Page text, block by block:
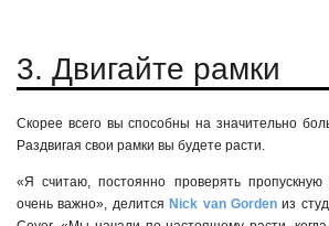
3. Двигайте рамки
Скорее всего вы способны на значительно
Раздвигая свои рамки вы будете расти.
«Я считаю, постоянно проверять пропускную
очень важно», делится Nick van Gorden из